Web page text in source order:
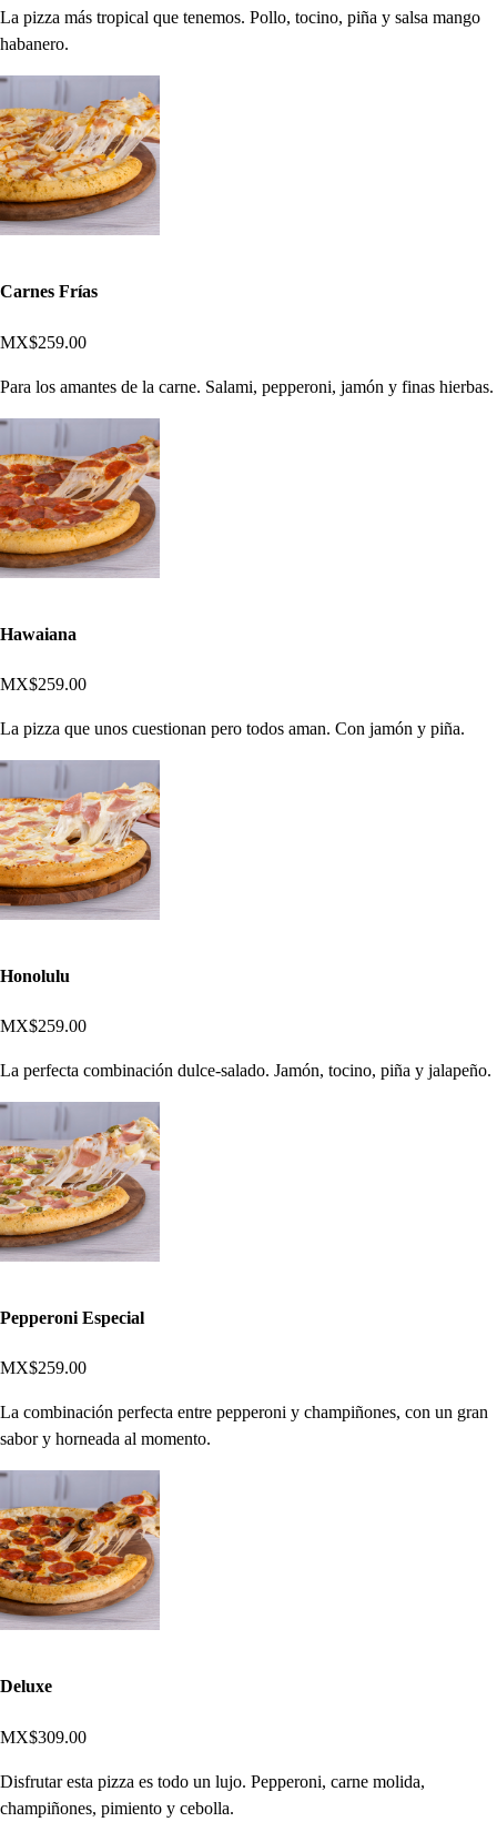
La pizza más tropical que tenemos. Pollo, tocino, piña y salsa mango
habanero.
Carnes Frías
MX$259.00
Para los amantes de la carne. Salami, pepperoni, jamón y finas hierbas.
Hawaiana
MX$259.00
La pizza que unos cuestionan pero todos aman. Con jamón y piña.
Honolulu
MX$259.00
La perfecta combinación dulce-salado. Jamón, tocino, piña y jalapeño.
Pepperoni Especial
MX$259.00
La combinación perfecta entre pepperoni y champiñones, con un gran
sabor y horneada al momento.
Deluxe
MX$309.00
Disfrutar esta pizza es todo un lujo. Pepperoni, carne molida,
champiñones, pimiento y cebolla.